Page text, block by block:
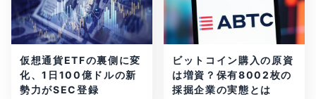
仮想通貨ETFの裏側に変
化、1日100億ドルの新
勢力がSEC登録
ビットコイン購入の原資
は増資？保有8002枚の
採掘企業の実態とは